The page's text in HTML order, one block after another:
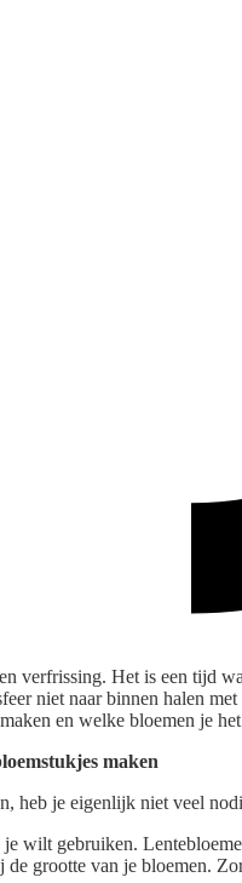
verfrissing. Het is een tijd
niet naar binnen halen
en welke bloemen je
maken
heb je eigenlijk niet veel
je wilt gebruiken.
de grootte van je bloemen.